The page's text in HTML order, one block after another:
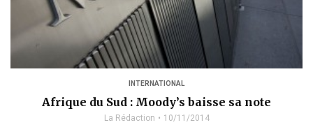
INTERNATIONAL
Afrique du Sud : Moody’s baisse sa note
La Rédaction 10/11/2014